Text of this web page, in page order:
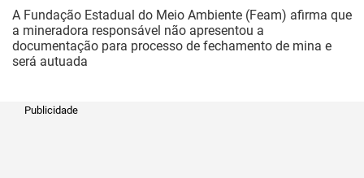
A Fundação Estadual do Meio Ambiente (Feam) afirma que
a mineradora responsável não apresentou a
documentação para processo de fechamento de mina e
será autuada
Publicidade